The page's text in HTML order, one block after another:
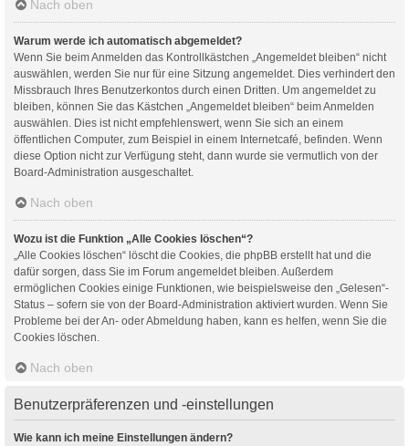
Nach oben
Warum werde ich automatisch abgemeldet?
Wenn Sie beim Anmelden das Kontrollkästchen „Angemeldet bleiben“ nicht
auswählen, werden Sie nur für eine Sitzung angemeldet. Dies verhindert den
Missbrauch Ihres Benutzerkontos durch einen Dritten. Um angemeldet zu
bleiben, können Sie das Kästchen „Angemeldet bleiben“ beim Anmelden
auswählen. Dies ist nicht empfehlenswert, wenn Sie sich an einem
öffentlichen Computer, zum Beispiel in einem Internetcafé, befinden. Wenn
diese Option nicht zur Verfügung steht, dann wurde sie vermutlich von der
Board-Administration ausgeschaltet.
Nach oben
Wozu ist die Funktion „Alle Cookies löschen“?
„Alle Cookies löschen“ löscht die Cookies, die phpBB erstellt hat und die
dafür sorgen, dass Sie im Forum angemeldet bleiben. Außerdem
ermöglichen Cookies einige Funktionen, wie beispielsweise den „Gelesen“-
Status – sofern sie von der Board-Administration aktiviert wurden. Wenn Sie
Probleme bei der An- oder Abmeldung haben, kann es helfen, wenn Sie die
Cookies löschen.
Nach oben
Benutzerpräferenzen und -einstellungen
Wie kann ich meine Einstellungen ändern?